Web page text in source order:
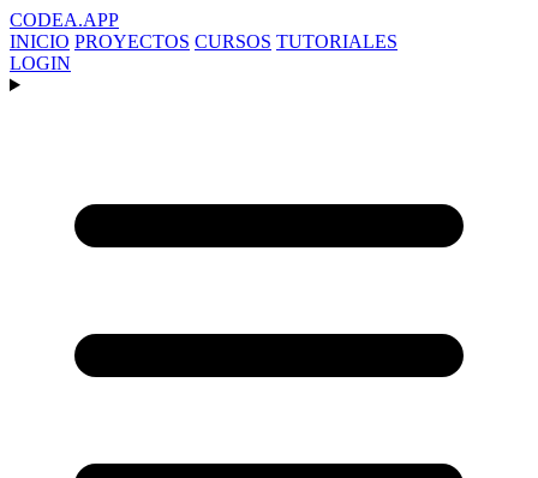
CODEA.APP
INICIO PROYECTOS CURSOS TUTORIALES
LOGIN